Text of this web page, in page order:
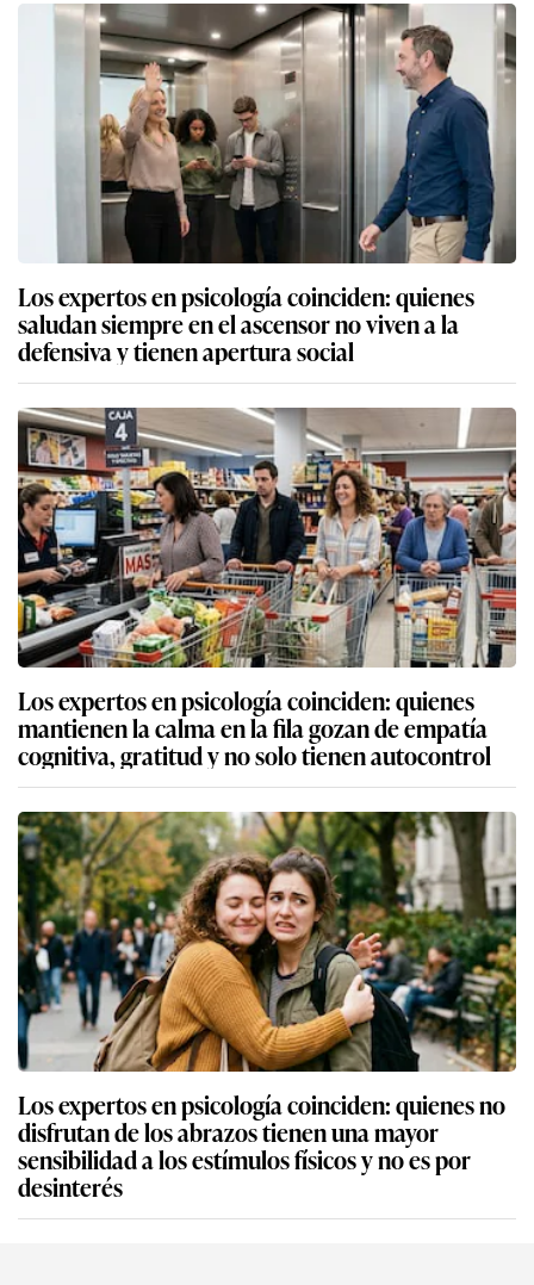
Los expertos en psicología coinciden: quienes
saludan siempre en el ascensor no viven a la
defensiva y tienen apertura social
Los expertos en psicología coinciden: quienes
mantienen la calma en la fila gozan de empatía
cognitiva, gratitud y no solo tienen autocontrol
Los expertos en psicología coinciden: quienes no
disfrutan de los abrazos tienen una mayor
sensibilidad a los estímulos físicos y no es por
desinterés